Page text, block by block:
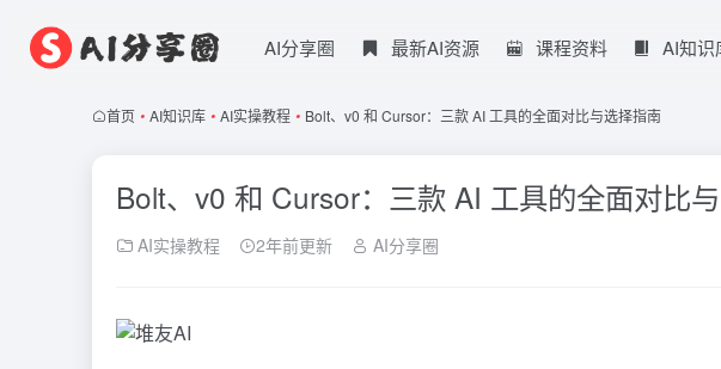
AI分享圈 最新AI资源 课程资料 AI知识
首页 • AI知识库 • AI实操教程 • Bolt、v0 和 Cursor：三款 AI 工具的全面对比与选择指南
Bolt、v0 和 Cursor：三款 AI 工具的全面对比
AI实操教程 2年前更新 AI分享圈